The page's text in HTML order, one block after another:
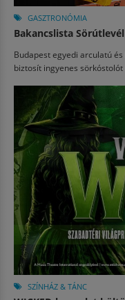
GASZTRONÓMIA
Bakancslista Sörútlevél
Budapest egyedi arculatú
biztosít ingyenes sörkóstolót
SZÍNHÁZ & TÁNC